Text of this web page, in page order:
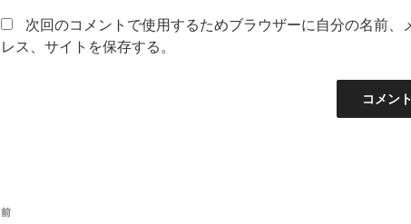
次回のコメントで使用するためブラウザーに自分の名前、
レス、サイトを保存する。
投
前
前